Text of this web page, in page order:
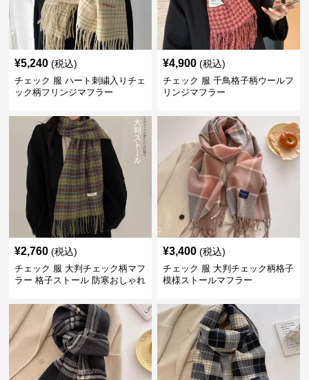
¥5,240 (税込)
チェック 服 ハート刺繍入りチェ
ック柄フリンジマフラー
¥4,900 (税込)
チェック 服 千鳥格子柄ウールフ
リンジマフラー
¥2,760 (税込)
チェック 服 大判チェック柄マフ
ラー 格子ストール 防寒おしゃれ
¥3,400 (税込)
チェック 服 大判チェック柄格子
模様ストールマフラー